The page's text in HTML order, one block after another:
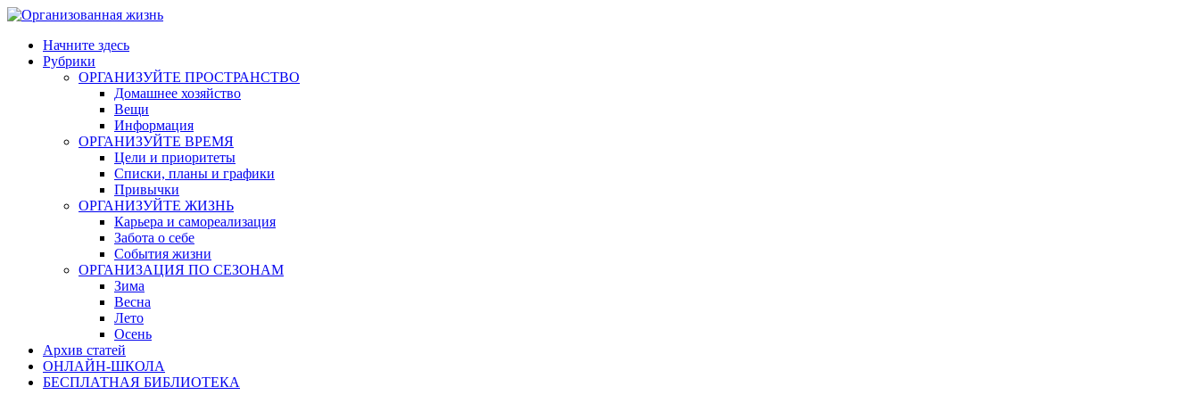
Skip
contentНачните здесь
Рубрики
ОРГАНИЗУЙТЕ ПРОСТРАНСТВО
Домашнее хозяйство
Вещи
Информация
ОРГАНИЗУЙТЕ ВРЕМЯ
Цели и приоритеты
Списки, планы и графики
Привычки
ОРГАНИЗУЙТЕ ЖИЗНЬ
Карьера и самореализация
Забота о себе
События жизни
ОРГАНИЗАЦИЯ ПО СЕЗОНАМ
Зима
Весна
Лето
Осень
Архив статей
ОНЛАЙН-ШКОЛА
БЕСПЛАТНАЯ БИБЛИОТЕКА